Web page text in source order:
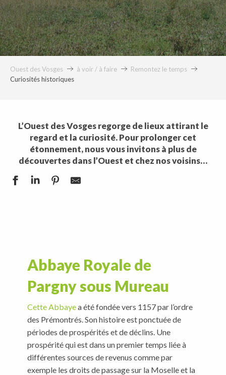
Ouest des Vosges à voir / à faire
Remontez le temps
Curiosités historiques
L’Ouest des Vosges regorge de lieux attirant le
regard et la curiosité. Pour prolonger cet
étonnement, nous vous invitons à plus de
découvertes dans l’Ouest et chez nos voisins…
Abbaye Royale de
Pargny sous Mureau
Cette Abbayea été fondée vers 1157 par l’ordre
des Prémontrés. Son histoire est ponctuée de
périodes de prospérités et de déclins. Une
prospérité qui est dans un premier temps liée à
différentes sources de revenus comme par
exemple les droits de passage sur la Moselle et la